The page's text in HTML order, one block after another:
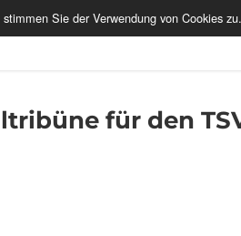
für den
Sie der Verwendung von Cookies zu.